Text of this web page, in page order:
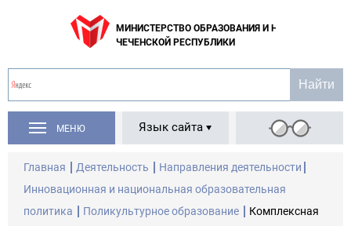
МИНИСТЕРСТВО ОБРАЗОВАНИЯ И НАУКИ
ЧЕЧЕНСКОЙ РЕСПУБЛИКИ
МЕНЮ Язык сайта
Главная Деятельность
Направления деятельности
Инновационная и национальная образовательная
политика
Поликультурное образование
Комплексная